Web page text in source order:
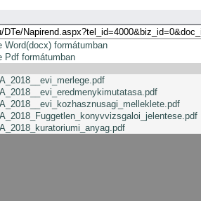
formátumban
Pdf formátumban